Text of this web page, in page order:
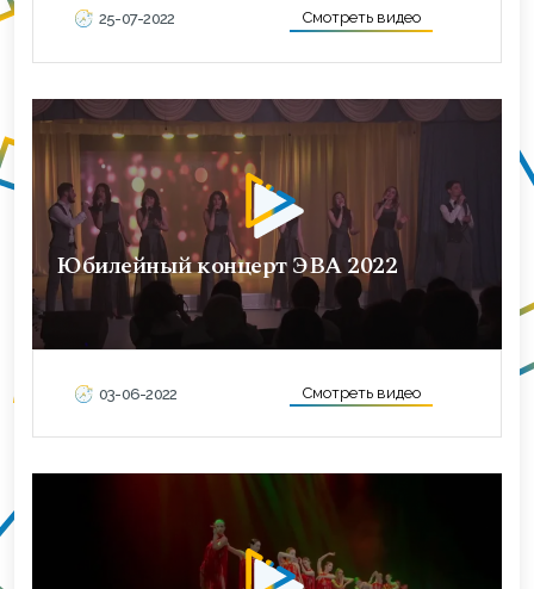
25-07-2022 Смотреть видео
Юбилейный концерт ЭВА 2022
03-06-2022 Смотреть видео